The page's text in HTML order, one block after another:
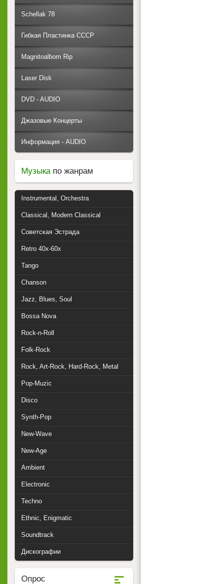
Schellak 78
Гибкая Пластинка СССР
Magnitoalbom Rip
Laser Disk
DVD - AUDIO
Джазовые Концерты
Информация - AUDIO
Музыкапо жанрам
Instrumental, Orchestra
Classical, Modern Classical
Советская Эстрада
Retro 40x-60x
Tango
Chanson
Jazz, Blues, Soul
Bossa Nova
Rock-n-Roll
Folk-Rock
Rock, Art-Rock, Hard-Rock, Metal
Pop-Muzic
Disco
Synth-Pop
New-Wave
New-Age
Ambient
Electronic
Techno
Ethnic, Enigmatic
Soundtrack
Дискографии
Опрос